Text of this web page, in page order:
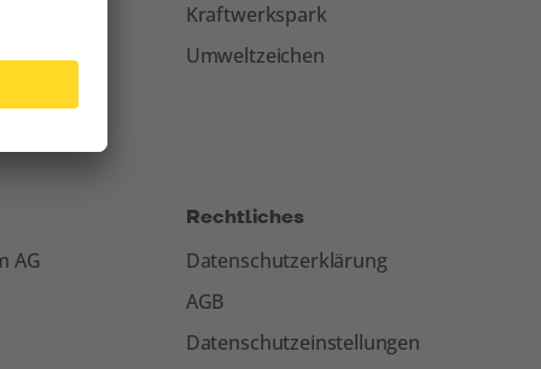
Kraftwerkspark
Umweltzeichen
AG
Rechtliches
Datenschutzerklärung
AGB
Datenschutzeinstellungen